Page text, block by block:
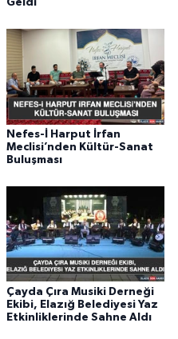
Geldi
Nefes-İ Harput İrfan
Meclisi’nden Kültür-Sanat
Buluşması
Çayda Çıra Musiki Derneği
Ekibi, Elazığ Belediyesi Yaz
Etkinliklerinde Sahne Aldı